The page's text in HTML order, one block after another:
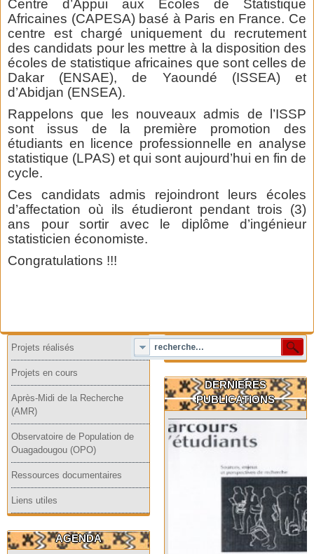
Centre d’Appui aux Ecoles de Statistique
Africaines (CAPESA) basé à Paris en France. Ce
centre est chargé uniquement du recrutement
des candidats pour les mettre à la disposition des
écoles de statistique africaines que sont celles de
Dakar (ENSAE), de Yaoundé (ISSEA) et
d’Abidjan (ENSEA).
Rappelons que les nouveaux admis de l’ISSP
sont issus de la première promotion des
étudiants en licence professionnelle en analyse
statistique (LPAS) et qui sont aujourd’hui en fin de
cycle.
Ces candidats admis rejoindront leurs écoles
d’affectation où ils étudieront pendant trois (3)
ans pour sortir avec le diplôme d’ingénieur
statisticien économiste.
Congratulations !!!
Projets réalisés
Projets en cours
Après-Midi de la Recherche
(AMR)
Observatoire de Population de
Ouagadougou (OPO)
Ressources documentaires
Liens utiles
AGENDA
DERNIERES
PUBLICATIONS